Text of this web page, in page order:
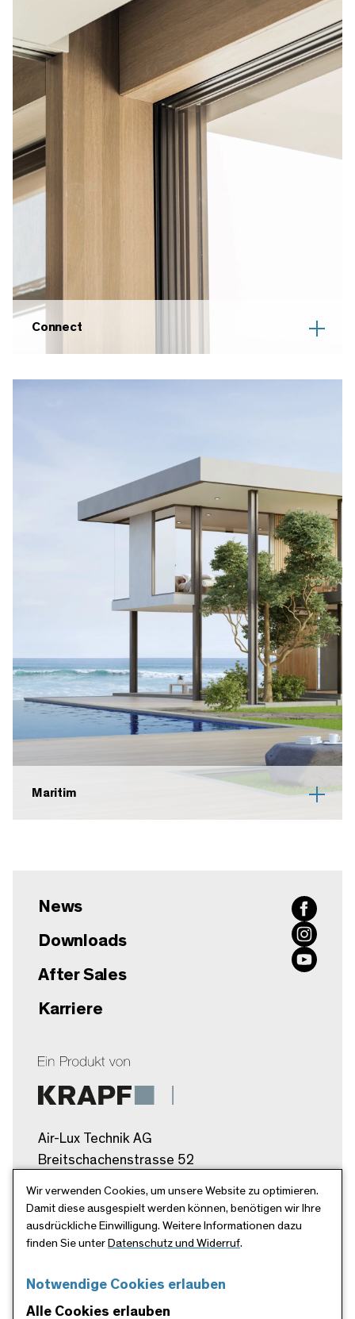
Connect
Maritim
Air-Lux Technik AG
Breitschachenstrasse 52
Schweiz
info@air-lux.ch
News
Downloads
After Sales
Karriere
Wir verwenden Cookies, um unsere Website zu optimieren.
Damit diese ausgespielt werden können, benötigen wir Ihre
ausdrückliche Einwilligung. Weitere Informationen dazu
finden Sie unter Datenschutz und Widerruf.
Notwendige Cookies erlauben
Alle Cookies erlauben